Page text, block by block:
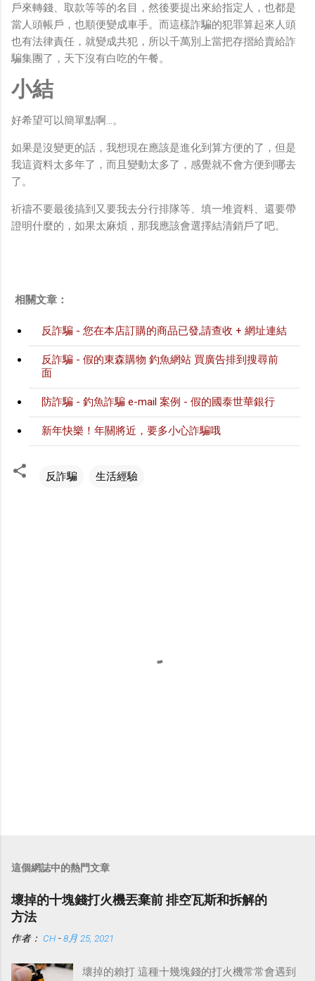
戶來轉錢、取款等等的名目，然後要提出來給指定人，也都是
當人頭帳戶，也順便變成車手。而這樣詐騙的犯罪算起來人頭
也有法律責任，就變成共犯，所以千萬別上當把存摺給賣給詐
騙集團了，天下沒有白吃的午餐。
小結
好希望可以簡單點啊…。
如果是沒變更的話，我想現在應該是進化到算方便的了，但是
我這資料太多年了，而且變動太多了，感覺就不會方便到哪去
了。
祈禱不要最後搞到又要我去分行排隊等、填一堆資料、還要帶
證明什麼的，如果太麻煩，那我應該會選擇結清銷戶了吧。
相關文章：
反詐騙 - 您在本店訂購的商品已發,請查收 + 網址連結
反詐騙 - 假的東森購物 釣魚網站 買廣告排到搜尋前
面
防詐騙 - 釣魚詐騙 e-mail 案例 - 假的國泰世華銀行
新年快樂！年關將近，要多小心詐騙哦
反詐騙 生活經驗
這個網誌中的熱門文章
壞掉的十塊錢打火機丟棄前 排空瓦斯和拆解的
方法
作者： CH -8月 25, 2021
壞掉的賴打 這種十幾塊錢的打火機常常會遇到